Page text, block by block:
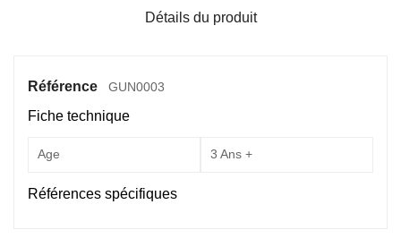
Détails du produit
Référence GUN0003
Fiche technique
Age 3 Ans +
Références spécifiques